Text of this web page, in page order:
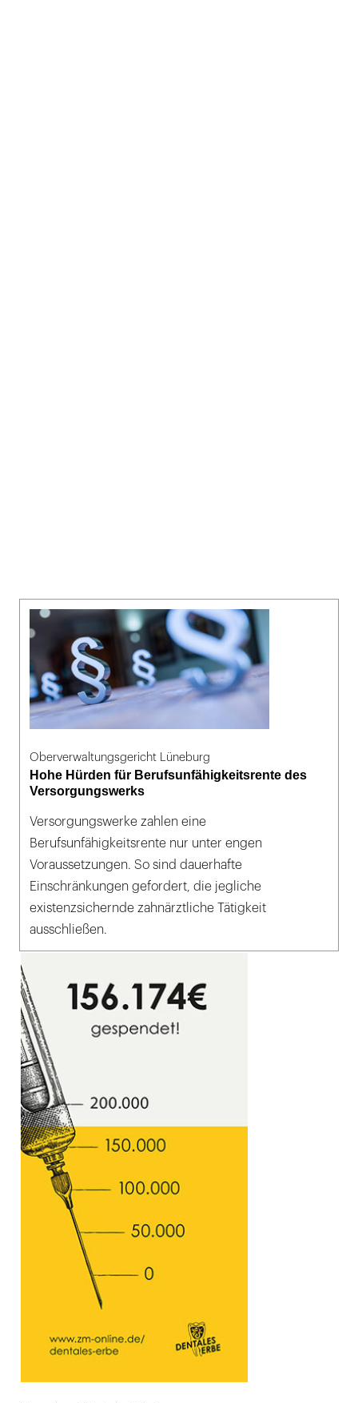
Oberverwaltungsgericht Lüneburg
Hohe Hürden für Berufsunfähigkeitsrente des
Versorgungswerks
Versorgungswerke zahlen eine
Berufsunfähigkeitsrente nur unter engen
Voraussetzungen. So sind dauerhafte
Einschränkungen gefordert, die jegliche
existenzsichernde zahnärztliche Tätigkeit
ausschließen.